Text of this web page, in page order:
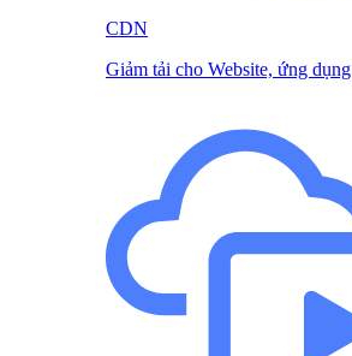
CDN
Giảm tải cho Website, ứng dụng